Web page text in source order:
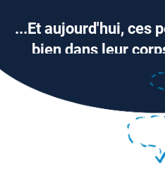
...Et aujourd'hui, ces
bien dans leur